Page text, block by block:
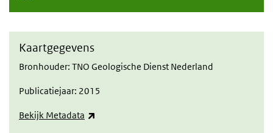
Kaartgegevens
Bronhouder: TNO Geologische Dienst Nederland
Publicatiejaar: 2015
Bekijk Metadata